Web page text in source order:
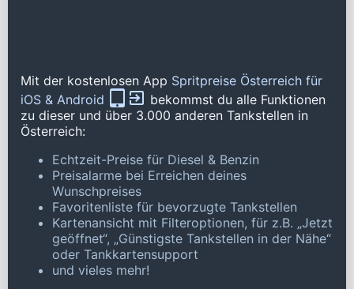
Mit der kostenlosen App Spritpreise Österreich für
iOS & Android
bekommst du alle Funktionen
zu dieser und über 3.000 anderen Tankstellen in
Österreich:
Echtzeit-Preise für Diesel & Benzin
Preisalarme bei Erreichen deines
Wunschpreises
Favoritenliste für bevorzugte Tankstellen
Kartenansicht mit Filteroptionen, für z.B. „Jetzt
geöffnet“, „Günstigste Tankstellen in der Nähe“
oder Tankkartensupport
und vieles mehr!